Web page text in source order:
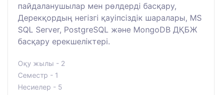
пайдаланушылар мен рөлдерді басқару,
Дерекқордың негізгі қауіпсіздік шаралары, MS
SQL Server, PostgreSQL және MongoDB ДҚБЖ
басқару ерекшеліктері.
Оқу жылы - 2
Семестр - 1
Несиелер - 5